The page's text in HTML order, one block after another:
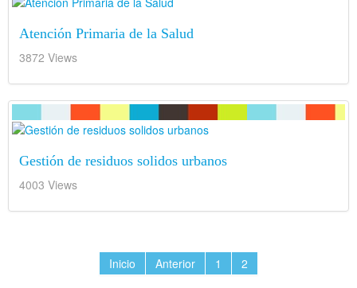
Atención Primaria de la Salud
3872 Views
Gestión de residuos solidos urbanos
4003 Views
Inicio Anterior 1 2